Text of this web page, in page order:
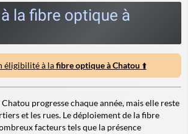
la fibre optique à
éligibilité à lafibre optique à Chatou ⬆️
Chatou progresse chaque année, mais elle reste
et les rues. Le déploiement de la fibre
facteurs tels que la présence